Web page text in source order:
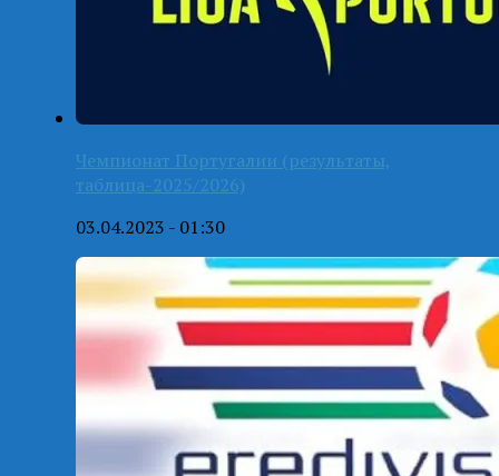
Чемпионат Португалии (результаты,
таблица-2025/2026)
03.04.2023 - 01:30